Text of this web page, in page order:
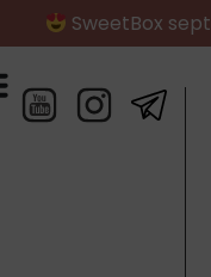
SweetBox